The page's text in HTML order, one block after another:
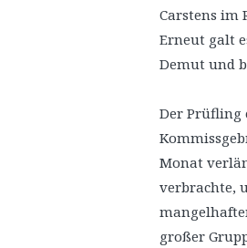
Carstens im
Erneut galt
Demut und
Der Prüfling
Monat
verbrachte,
großer